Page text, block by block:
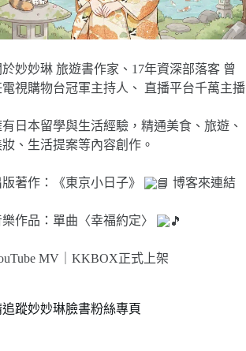
妙妙琳 旅遊書作家、17年資深部落客 曾
電視購物台冠軍主持人、 直播平台千萬主播
日本留學與生活經驗，精通美食、旅遊、
、生活提案等內容創作。
著作：《東京小日子》 博客來連結
作品：單曲〈幸福約定〉
MV｜KKBOX正式上架
追蹤妙妙琳臉書粉絲專頁